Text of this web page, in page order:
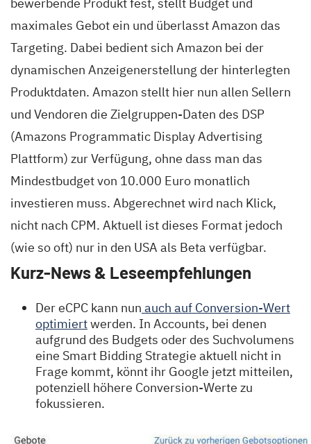
maximales Gebot ein und überlasst Amazon das
Targeting. Dabei bedient sich Amazon bei der
dynamischen Anzeigenerstellung der hinterlegten
Produktdaten. Amazon stellt hier nun allen Sellern
und Vendoren die Zielgruppen-Daten des DSP
(Amazons Programmatic Display Advertising
Plattform) zur Verfügung, ohne dass man das
Mindestbudget von 10.000 Euro monatlich
investieren muss. Abgerechnet wird nach Klick,
nicht nach CPM. Aktuell ist dieses Format jedoch
(wie so oft) nur in den USA als Beta verfügbar.
Kurz-News & Leseempfehlungen
Der eCPC kann nun auch auf Conversion-Wert
optimiertwerden. In Accounts, bei denen
aufgrund des Budgets oder des Suchvolumens
eine Smart Bidding Strategie aktuell nicht in
Frage kommt, könnt ihr Google jetzt mitteilen,
potenziell höhere Conversion-Werte zu
fokussieren.